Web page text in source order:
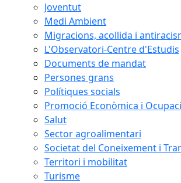
Joventut
Medi Ambient
Migracions, acollida i
L'Observatori-Centre d'Estudis
Documents de mandat
Persones grans
Polítiques socials
Promoció Econòmica i
Salut
Sector agroalimentari
Societat del Coneixement i
Territori i mobilitat
Turisme